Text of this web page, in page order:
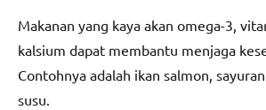
Makanan yang kaya akan omega-3,
kalsium dapat membantu menjaga
Contohnya adalah ikan salmon,
susu.